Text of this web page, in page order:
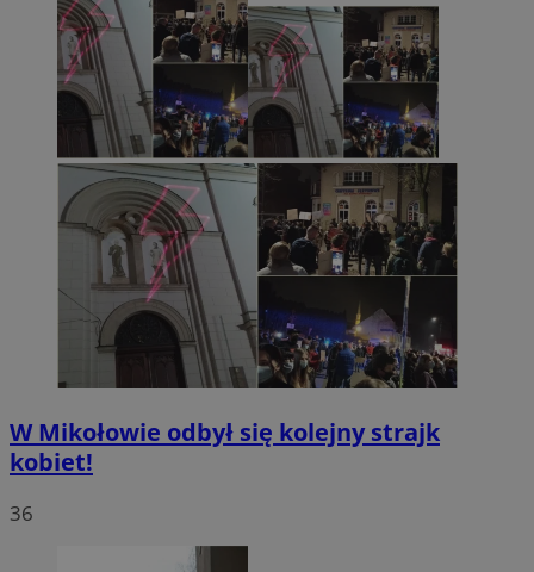
W Mikołowie odbył się kolejny strajk
kobiet!
36